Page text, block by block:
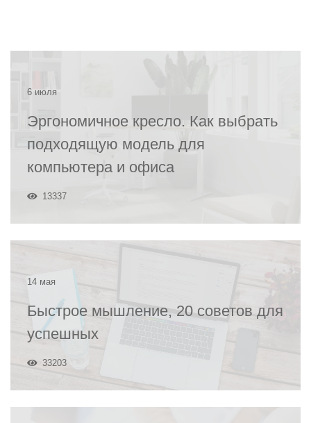
6 июля
Эргономичное кресло. Как выбрать
подходящую модель для
компьютера и офиса
13337
14 мая
Быстрое мышление, 20 советов для
успешных
33203